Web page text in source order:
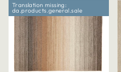
Translation missing:
da.products.general.sale